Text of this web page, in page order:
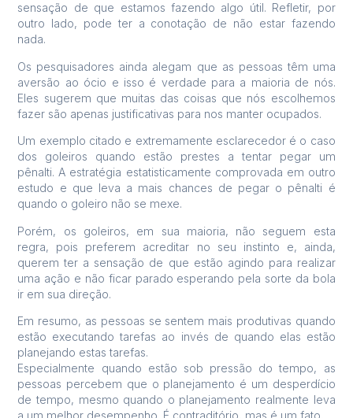
sensação de que estamos fazendo algo útil. Refletir, por
outro lado, pode ter a conotação de não estar fazendo
nada.
Os pesquisadores ainda alegam que as pessoas têm uma
aversão ao ócio e isso é verdade para a maioria de nós.
Eles sugerem que muitas das coisas que nós escolhemos
fazer são apenas justificativas para nos manter ocupados.
Um exemplo citado e extremamente esclarecedor é o caso
dos goleiros quando estão prestes a tentar pegar um
pênalti. A estratégia estatisticamente comprovada em outro
estudo e que leva a mais chances de pegar o pênalti é
quando o goleiro não se mexe.
Porém, os goleiros, em sua maioria, não seguem esta
regra, pois preferem acreditar no seu instinto e, ainda,
querem ter a sensação de que estão agindo para realizar
uma ação e não ficar parado esperando pela sorte da bola
ir em sua direção.
Em resumo, as pessoas se sentem mais produtivas quando
estão executando tarefas ao invés de quando elas estão
planejando estas tarefas.
Especialmente quando estão sob pressão do tempo, as
pessoas percebem que o planejamento é um desperdício
de tempo, mesmo quando o planejamento realmente leva
a um melhor desempenho. É contraditório, mas é um fato.